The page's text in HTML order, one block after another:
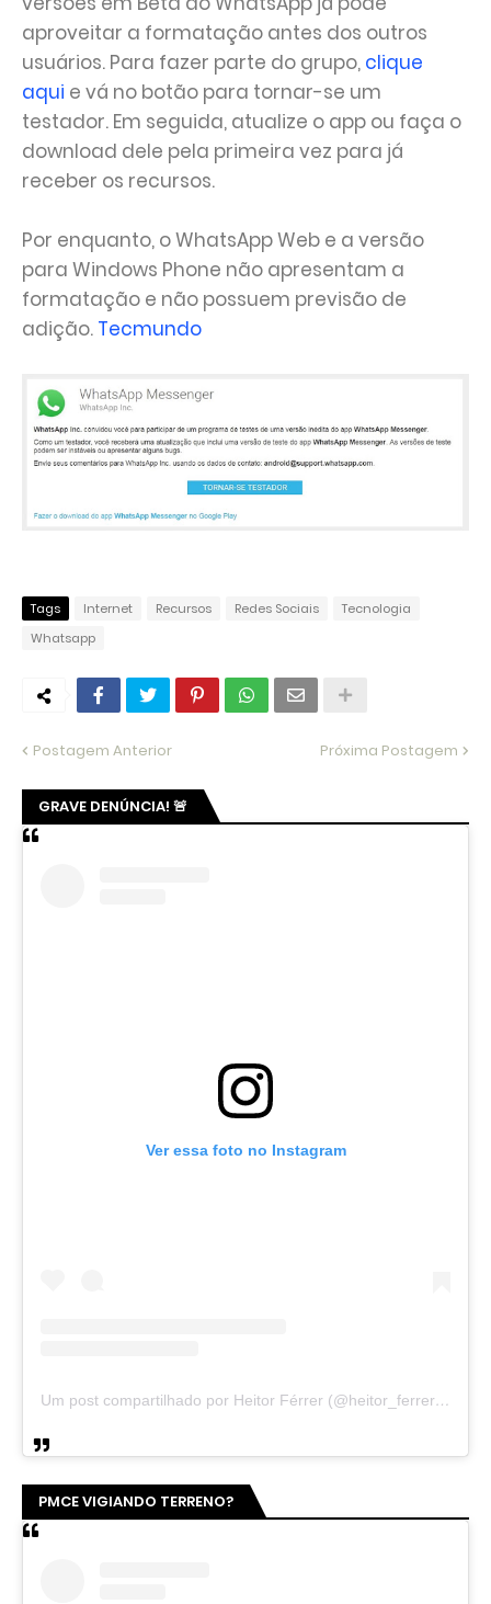
aproveitar a formatação antes dos outros
usuários. Para fazer parte do grupo, clique
aqui e vá no botão para tornar-se um
testador. Em seguida, atualize o app ou faça o
download dele pela primeira vez para já
receber os recursos.
Por enquanto, o WhatsApp Web e a versão
para Windows Phone não apresentam a
formatação e não possuem previsão de
adição. Tecmundo
Tags Internet Recursos Redes Sociais
Tecnologia
Whatsapp
Postagem Anterior Próxima Postagem
GRAVE DENÚNCIA! 🚨
Ver essa foto no Instagram
Um post compartilhado por Heitor Férrer (@heitor_ferrer77)
PMCE VIGIANDO TERRENO?